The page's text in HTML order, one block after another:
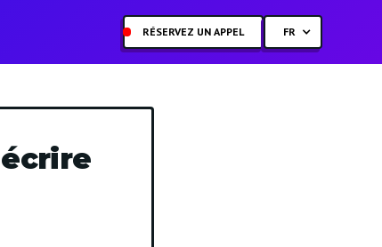
RÉSERVEZ UN APPEL FR